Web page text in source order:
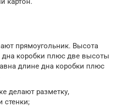
прямоугольник. Высота
дна коробки плюс две высоты
длине дна коробки плюс
делают разметку,
стенки;